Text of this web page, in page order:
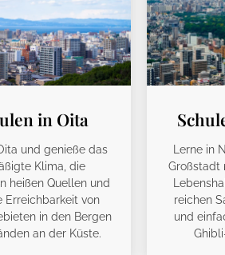
in Oita
und genieße das
Klima, die
heißen Quellen und
Erreichbarkeit von
in den Bergen
an der Küste.
Lerne in
Großstadt
reichen
und